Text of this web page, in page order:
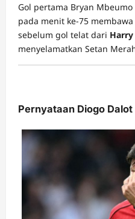
Gol pertama Bryan
pada menit ke-75
sebelum gol telat dari
menyelamatkan Setan
Pernyataan Diogo Dalot